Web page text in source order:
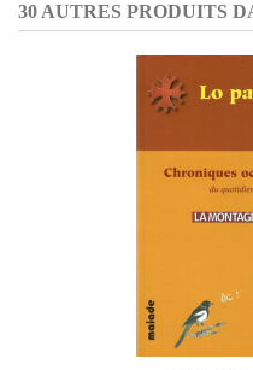
30 AUTRES PRODUITS